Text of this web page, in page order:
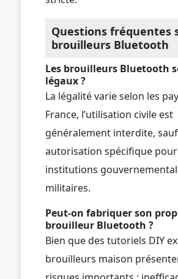
Questions fréquentes
brouilleurs Bluetooth
Les brouilleurs Bluetooth
légaux ?
La légalité varie selon les
France, l’utilisation civile est
généralement interdite, sauf
autorisation spécifique
institutions
militaires.
Peut-on fabriquer son
brouilleur Bluetooth ?
Bien que des tutoriels DIY
brouilleurs maison